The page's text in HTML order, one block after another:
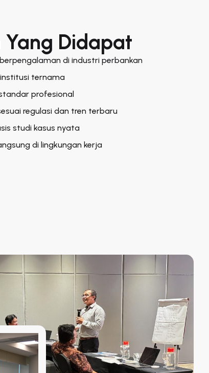
Yang Didapat
di industri perbankan
ternama
profesional
regulasi dan tren terbaru
studi kasus nyata
di lingkungan kerja